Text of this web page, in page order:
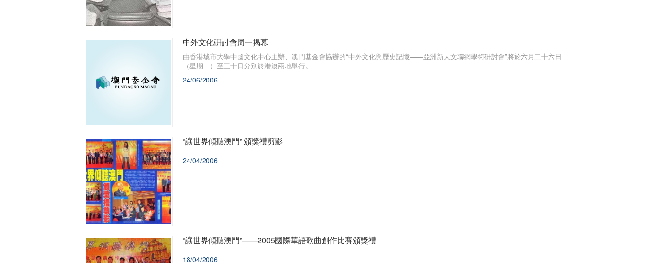
中外文化硏討會周一揭幕
由香港城市大學中國文化中心主辦、澳門基金會協辦的“中外文化與歷史記憶——亞洲新人文聯網學術硏討會”將於六月二十六日
（星期一）至三十日分別於港澳兩地舉行。
24/06/2006
“讓世界傾聽澳門” 頒獎禮剪影
24/04/2006
“讓世界傾聽澳門”——2005國際華語歌曲創作比賽頒獎禮
18/04/2006